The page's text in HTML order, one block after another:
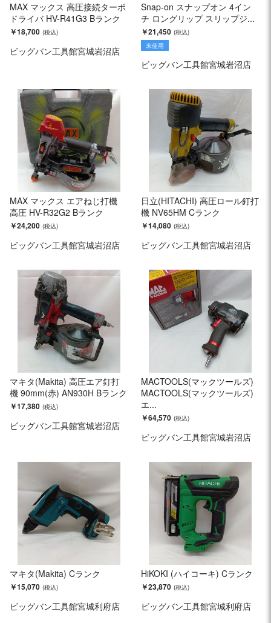
MAX マックス 高圧接続ターボ
ドライバ HV-R41G3 Bランク
￥18,700
ビッグバン工具館宮城岩沼店
Snap-on スナップオン 4イン
チ ロングリップ スリップジ...
￥21,450
未使用
ビッグバン工具館宮城岩沼店
MAX マックス エアねじ打機
高圧 HV-R32G2 Bランク
￥24,200
ビッグバン工具館宮城岩沼店
日立(HITACHI) 高圧ロール釘打
機 NV65HM Cランク
￥14,080
ビッグバン工具館宮城岩沼店
マキタ(Makita) 高圧エア釘打
機 90mm(赤) AN930H Bランク
￥17,380
ビッグバン工具館宮城岩沼店
MACTOOLS(マックツールズ)
MACTOOLS(マックツールズ)
エ...
￥64,570
ビッグバン工具館宮城岩沼店
マキタ(Makita) Cランク
￥15,070
ビッグバン工具館宮城利府店
HiKOKI (ハイコーキ) Cランク
￥23,870
ビッグバン工具館宮城利府店